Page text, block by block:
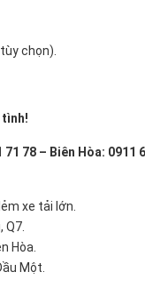
chọn).
tình!
78 – Biên Hòa: 0911
xe tải lớn.
Q7.
Hòa.
Một.